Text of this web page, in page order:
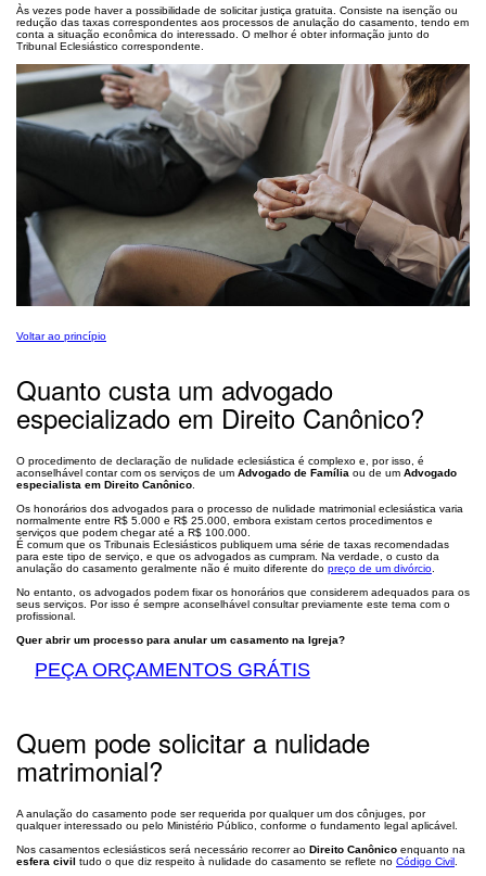
Às vezes pode haver a possibilidade de solicitar justiça gratuita. Consiste na isenção ou
redução das taxas correspondentes aos processos de anulação do casamento, tendo em
conta a situação econômica do interessado. O melhor é obter informação junto do
Tribunal Eclesiástico correspondente.
Voltar ao princípio
Quanto custa um advogado
especializado em Direito Canônico?
O procedimento de declaração de nulidade eclesiástica é complexo e, por isso, é
aconselhável contar com os serviços de um Advogado de Família ou de um Advogado
especialista em Direito Canônico
Os honorários dos advogados para o processo de nulidade matrimonial eclesiástica varia
normalmente entre R$ 5.000 e R$ 25.000, embora existam certos procedimentos e
serviços que podem chegar até a R$ 100.000.
É comum que os Tribunais Eclesiásticos publiquem uma série de taxas recomendadas
para este tipo de serviço, e que os advogados as cumpram. Na verdade, o custo da
anulação do casamento geralmente não é muito diferente do preço de um divórcio
No entanto, os advogados podem fixar os honorários que considerem adequados para os
seus serviços. Por isso é sempre aconselhável consultar previamente este tema com o
profissional.
Quer abrir um processo para anular um casamento na Igreja?
PEÇA ORÇAMENTOS GRÁTIS
Quem pode solicitar a nulidade
matrimonial?
A anulação do casamento pode ser requerida por qualquer um dos cônjuges, por
qualquer interessado ou pelo Ministério Público, conforme o fundamento legal aplicável.
Nos casamentos eclesiásticos será necessário recorrer ao Direito Canônico enquanto na
esfera civil tudo o que diz respeito à nulidade do casamento se reflete no Código Civil